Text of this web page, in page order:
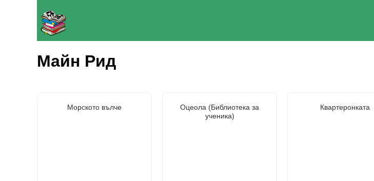
Майн Рид
Морското вълче
Оцеола (Библиотека за
ученика)
Квартеронката